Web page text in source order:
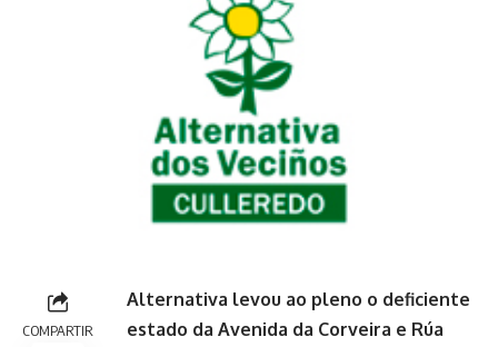
COMPARTIR
Alternativa levou ao pleno o deficiente
estado da Avenida da Corveira e Rúa